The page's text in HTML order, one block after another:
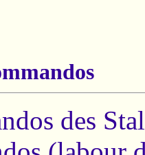
des